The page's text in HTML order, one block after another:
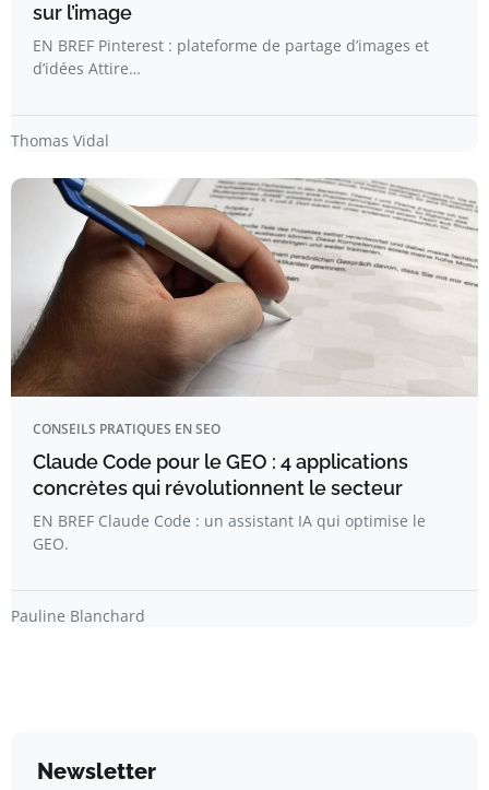
sur l’image
EN BREF Pinterest : plateforme de partage d’images et
d’idées Attire…
Thomas Vidal
CONSEILS PRATIQUES EN SEO
Claude Code pour le GEO : 4 applications
concrètes qui révolutionnent le secteur
EN BREF Claude Code : un assistant IA qui optimise le
GEO.
Pauline Blanchard
Newsletter